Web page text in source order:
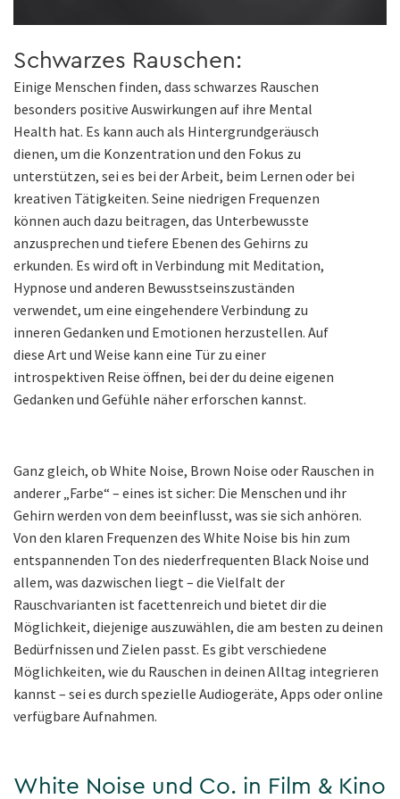
Schwarzes Rauschen:
Einige Menschen finden, dass schwarzes Rauschen
besonders positive Auswirkungen auf ihre Mental
Health hat. Es kann auch als Hintergrundgeräusch
dienen, um die Konzentration und den Fokus zu
unterstützen, sei es bei der Arbeit, beim Lernen oder bei
kreativen Tätigkeiten. Seine niedrigen Frequenzen
können auch dazu beitragen, das Unterbewusste
anzusprechen und tiefere Ebenen des Gehirns zu
erkunden. Es wird oft in Verbindung mit Meditation,
Hypnose und anderen Bewusstseinszuständen
verwendet, um eine eingehendere Verbindung zu
inneren Gedanken und Emotionen herzustellen. Auf
diese Art und Weise kann eine Tür zu einer
introspektiven Reise öffnen, bei der du deine eigenen
Gedanken und Gefühle näher erforschen kannst.
Ganz gleich, ob White Noise, Brown Noise oder Rauschen in
anderer „Farbe“ – eines ist sicher: Die Menschen und ihr
Gehirn werden von dem beeinflusst, was sie sich anhören.
Von den klaren Frequenzen des White Noise bis hin zum
entspannenden Ton des niederfrequenten Black Noise und
allem, was dazwischen liegt – die Vielfalt der
Rauschvarianten ist facettenreich und bietet dir die
Möglichkeit, diejenige auszuwählen, die am besten zu deinen
Bedürfnissen und Zielen passt. Es gibt verschiedene
Möglichkeiten, wie du Rauschen in deinen Alltag integrieren
kannst – sei es durch spezielle Audiogeräte, Apps oder online
verfügbare Aufnahmen.
White Noise und Co. in Film & Kino